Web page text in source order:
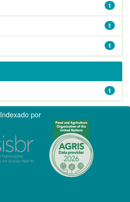
1
1
1
1
Indexado por